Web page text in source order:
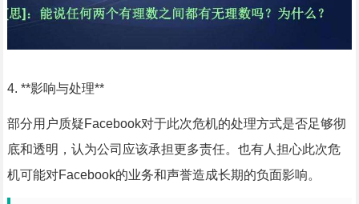
4. **影响与处理**
部分用户质疑Facebook对于此次危机的处理方式是否足够彻
底和透明，认为公司应该承担更多责任。也有人担心此次危
机可能对Facebook的业务和声誉造成长期的负面影响。